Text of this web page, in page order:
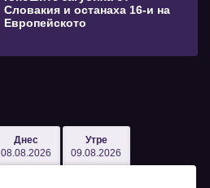
Словакия и останаха 16-и на
Европейското
Днес
08.08.2026
Утре
09.08.2026